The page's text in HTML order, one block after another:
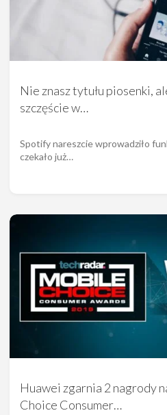
Nie znasz tytułu piosenki,
szczęście w…
Spotify nareszcie wprowadziło
czekało już…
Huawei zgarnia 2 nagrody
Choice Consumer…